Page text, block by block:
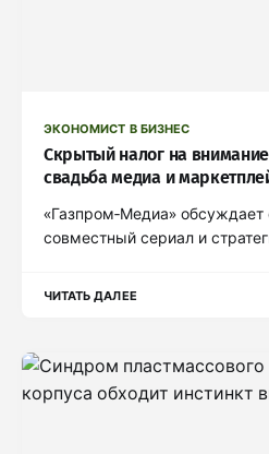
ЭКОНОМИСТ В БИЗНЕС
Скрытый налог на
свадьба медиа и
«Газпром‑Медиа»
совместный сериал и
ЧИТАТЬ ДАЛЕЕ